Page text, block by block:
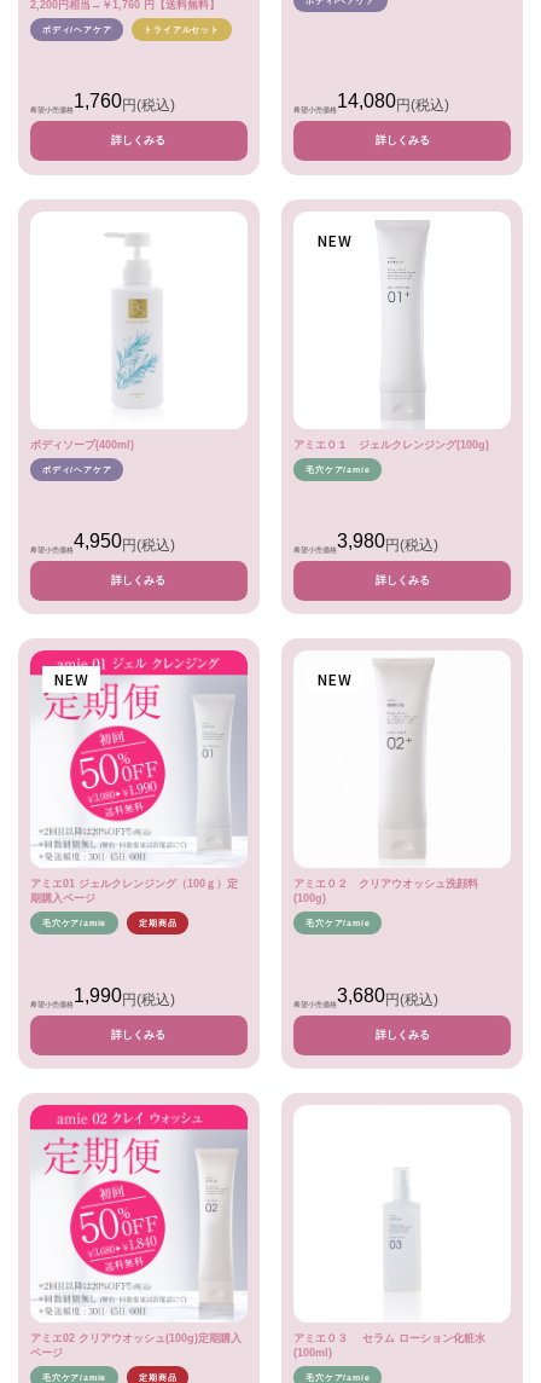
2,200円相当→￥1,760 円【送料無料】
ボディ/ヘアケア トライアルセット
希望小売価格1,760円(税込)
詳しくみる
希望小売価格14,080円(税込)
詳しくみる
ボディソープ(400ml)
ボディ/ヘアケア
希望小売価格4,950円(税込)
詳しくみる
NEW
アミエ０１ ジェルクレンジング(100g)
毛穴ケア/amie
希望小売価格3,980円(税込)
詳しくみる
NEW
アミエ01 ジェルクレンジング（100ｇ）定
期購入ページ
毛穴ケア/amie 定期商品
希望小売価格1,990円(税込)
詳しくみる
NEW
アミエ０２ クリアウオッシュ洗顔料
(100g)
毛穴ケア/amie
希望小売価格3,680円(税込)
詳しくみる
アミエ02 クリアウオッシュ(100g)定期購入
ページ
毛穴ケア/amie 定期商品
アミエ０３ セラム ローション化粧水
(100ml)
毛穴ケア/amie